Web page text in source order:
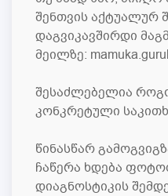
შენთვის აქტუალურ
დაგვიკავშირდი
მეილზე:
შესაძლებელია
კონკრეტული
წინასწარ
ჩაწერა ხდება
დიაგნოსტიკის